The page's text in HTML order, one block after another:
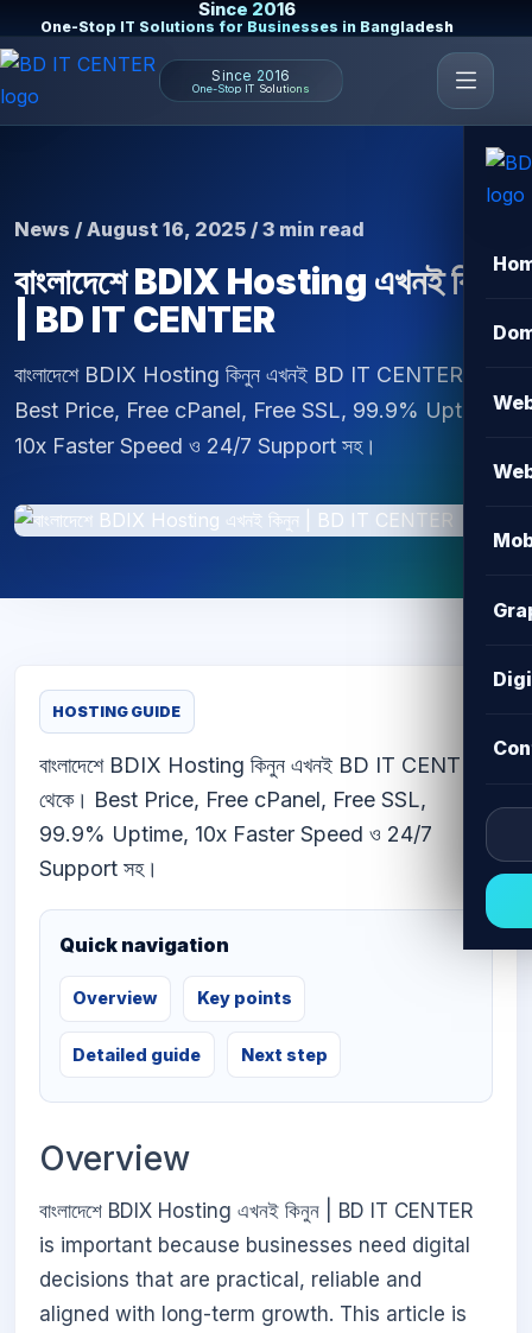
Since 2016
One-Stop IT Solutions for Businesses in Bangladesh
Since 2016
One-Stop IT Solutions
News / August 16, 2025 / 3 min read
বাংলাদেশে BDIX Hosting এখনই কিনুন
| BD IT CENTER
বাংলাদেশে BDIX Hosting কিনুন এখনই BD IT CENTER থেকে।
Best Price, Free cPanel, Free SSL, 99.9% Uptime,
10x Faster Speed ও 24/7 Support সহ।
HOSTING GUIDE
বাংলাদেশে BDIX Hosting কিনুন এখনই BD IT CENTER
থেকে। Best Price, Free cPanel, Free SSL,
99.9% Uptime, 10x Faster Speed ও 24/7
Support সহ।
Quick navigation
Overview Key points
Detailed guide Next step
Overview
বাংলাদেশে BDIX Hosting এখনই কিনুন | BD IT CENTER
is important because businesses need digital
decisions that are practical, reliable and
aligned with long-term growth. This article is